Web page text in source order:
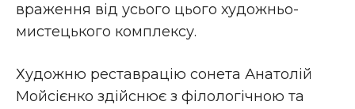
враження від усього цього художньо-
мистецького комплексу.
Художню реставрацію сонета Анатолій
Мойсієнко здійснює з філологічною та